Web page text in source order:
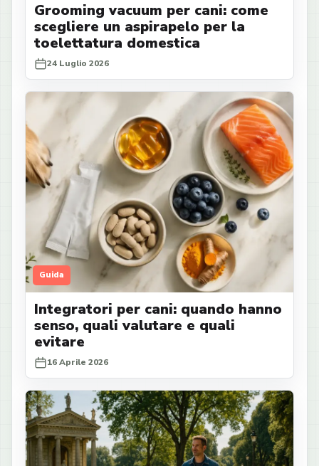
Grooming vacuum per cani: come
scegliere un aspirapelo per la
toelettatura domestica
24 Luglio 2026
Guida
Integratori per cani: quando hanno
senso, quali valutare e quali
evitare
16 Aprile 2026